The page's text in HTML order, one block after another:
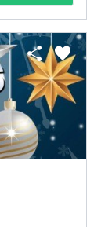
share favorite